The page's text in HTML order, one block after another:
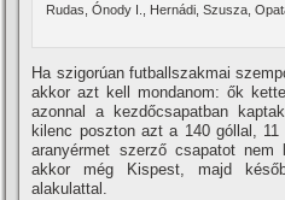
Rudas, Ónody I., Hernádi, Szusza,
Ha szigorúan futballszakmai
akkor azt kell mondanom: ők
azonnal a kezdőcsapatban
kilenc poszton azt a 140 góllal, 11
aranyérmet szerző csapatot
akkor még Kispest, majd
alakulattal.